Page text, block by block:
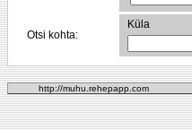
Otsi kohta:
Küla
http://muhu.rehepapp.com